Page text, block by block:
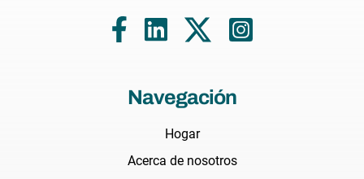
Navegación
Hogar
Acerca de nosotros